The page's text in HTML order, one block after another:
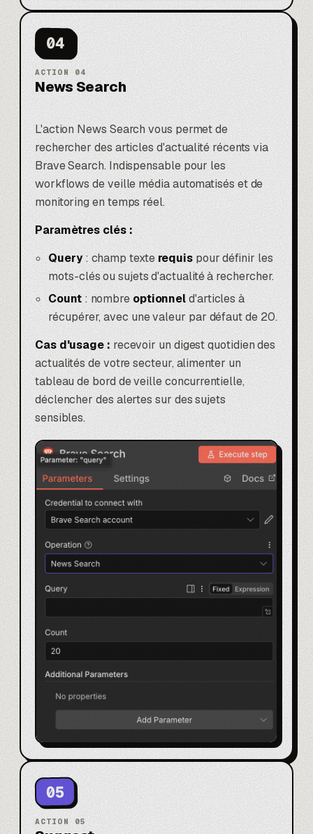
04
ACTION 04
News Search
L'action News Search vous permet de
rechercher des articles d'actualité récents via
Brave Search. Indispensable pour les
workflows de veille média automatisés et de
monitoring en temps réel.
Paramètres clés :
Query: champ texterequispour définir les
mots-clés ou sujets d'actualité à rechercher.
Count: nombre optionneld'articles à
récupérer, avec une valeur par défaut de 20.
Cas d'usage : recevoir un digest quotidien des
actualités de votre secteur, alimenter un
tableau de bord de veille concurrentielle,
déclencher des alertes sur des sujets
sensibles.
05
ACTION 05